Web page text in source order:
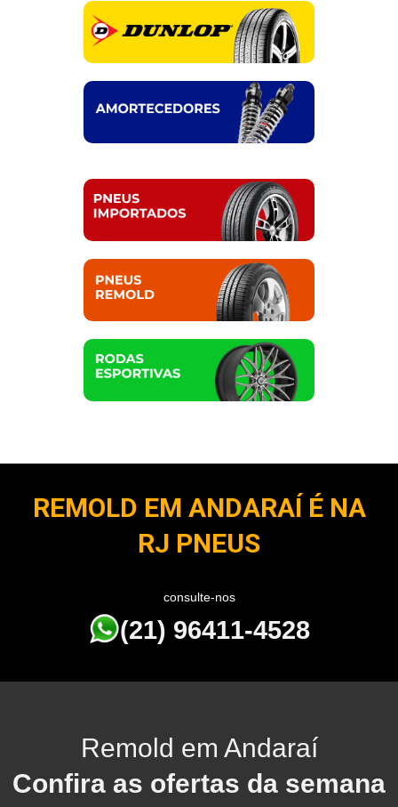
REMOLD EM ANDARAÍ É NA
RJ PNEUS
consulte-nos
(21) 96411-4528
Remold em Andaraí
Confira as ofertas da semana